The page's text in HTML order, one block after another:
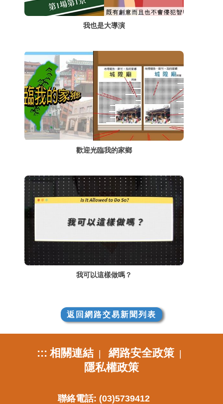
我也是大導演
歡迎光臨我的家鄉
我可以這樣做嗎？
返回網路交易新聞列表
::: 相關連結| 網路安全政策|
隱私權政策
聯絡電話: (03)5739412